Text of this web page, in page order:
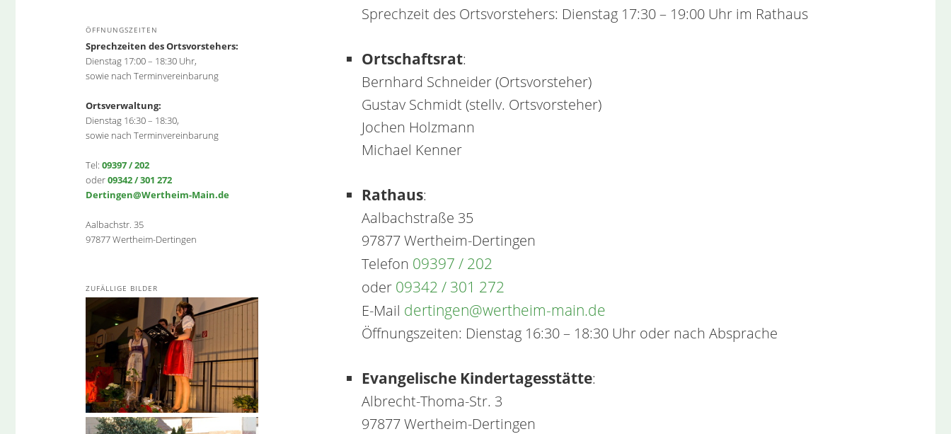
Sprechzeit des Ortsvorstehers: Dienstag 17:30 – 19:00 Uhr im Rathaus
Ortschaftsrat:
Bernhard Schneider (Ortsvorsteher)
Gustav Schmidt (stellv. Ortsvorsteher)
Jochen Holzmann
Michael Kenner
Rathaus:
Aalbachstraße 35
97877 Wertheim-Dertingen
Telefon 09397 / 202
oder 09342 / 301 272
E-Mail dertingen@wertheim-main.de
Öffnungszeiten: Dienstag 16:30 – 18:30 Uhr oder nach Absprache
Evangelische Kindertagesstätte:
Albrecht-Thoma-Str. 3
97877 Wertheim-Dertingen
ÖFFNUNGSZEITEN
Sprechzeiten des Ortsvorstehers:
Dienstag 17:00 – 18:30 Uhr,
sowie nach Terminvereinbarung
Ortsverwaltung:
Dienstag 16:30 – 18:30,
sowie nach Terminvereinbarung
Tel: 09397 / 202
oder09342 / 301 272
Dertingen@Wertheim-Main.de
Aalbachstr. 35
97877 Wertheim-Dertingen
ZUFÄLLIGE BILDER